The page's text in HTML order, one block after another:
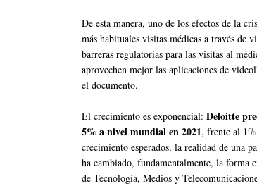
De esta manera, uno de los efectos de la
más habituales visitas médicas a través de
barreras regulatorias para las visitas al
aprovechen mejor las aplicaciones de
el documento.
El crecimiento es exponencial: Deloitte
5% a nivel mundial en 2021, frente al
crecimiento esperados, la realidad de una
ha cambiado, fundamentalmente, la forma
de Tecnología, Medios y